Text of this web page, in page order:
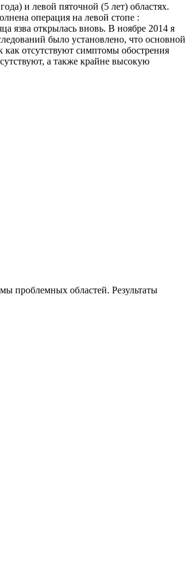
и левой пяточной (5 лет) областях.
операция на левой стопе :
язва открылась вновь. В ноябре 2014 я
было установлено, что основной
отсутствуют симптомы обострения
а также крайне высокую
проблемных областей. Результаты